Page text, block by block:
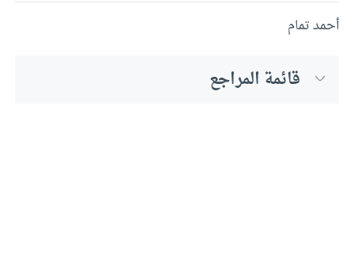
أحمد تمام
قائمة المراجع